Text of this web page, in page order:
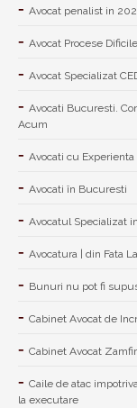
Avocat penalist in
Avocat Procese Dificile
Avocat Specializat
Avocati Bucuresti.
Acum
Avocati cu Experienta
Avocati în Bucuresti
Avocatul Specializat
Avocatura | din Fata
Bunuri nu pot fi
Cabinet Avocat de
Cabinet Avocat
Caile de atac
la executare